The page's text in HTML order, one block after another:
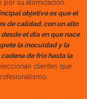
por su atomización,
objetivo es que el
de calidad, con un alto
el día en que nace
la inocuidad y la
de frío hasta la
clientes que